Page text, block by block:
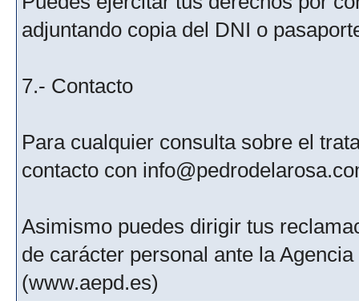
adjuntando copia del DNI o
7.- Contacto
Para cualquier consulta sobre el
contacto con
Asimismo puedes dirigir tus
de carácter personal ante la
(www.aepd.es)